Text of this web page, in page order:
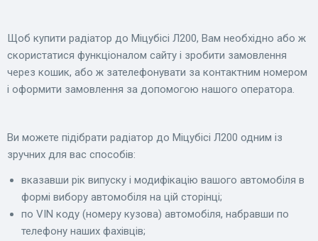
Щоб купити радіатор до Міцубісі Л200, Вам необхідно або ж
скористатися функціоналом сайту і зробити замовлення
через кошик, або ж зателефонувати за контактним номером
і оформити замовлення за допомогою нашого оператора.
Ви можете підібрати радіатор до Міцубісі Л200 одним із
зручних для вас способів:
вказавши рік випуску і модифікацію вашого автомобіля в
формі вибору автомобіля на цій сторінці;
по VIN коду (номеру кузова) автомобіля, набравши по
телефону наших фахівців;